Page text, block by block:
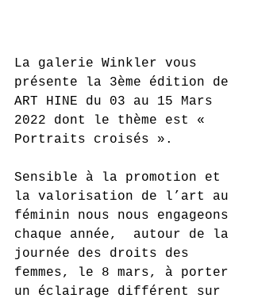
La galerie Winkler vous
présente la 3ème édition de
ART HINE du 03 au 15 Mars
2022 dont le thème est «
Portraits croisés ».
Sensible à la promotion et
la valorisation de l’art au
féminin nous nous engageons
chaque année,  autour de la
journée des droits des
femmes, le 8 mars, à porter
un éclairage différent sur